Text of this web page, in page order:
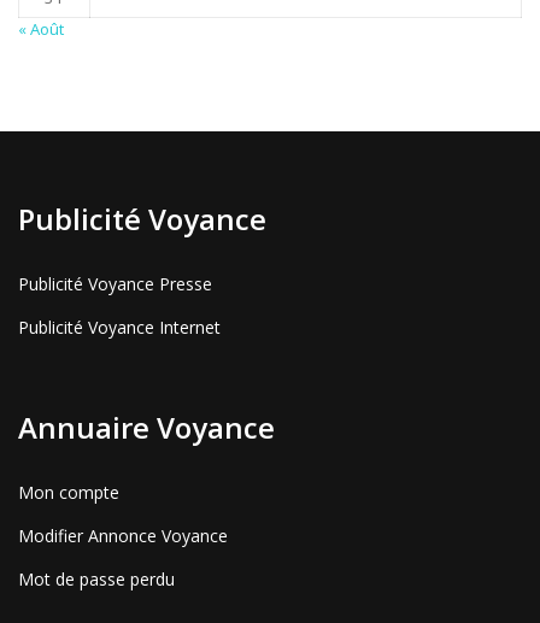
« Août
Publicité Voyance
Publicité Voyance Presse
Publicité Voyance Internet
Annuaire Voyance
Mon compte
Modifier Annonce Voyance
Mot de passe perdu